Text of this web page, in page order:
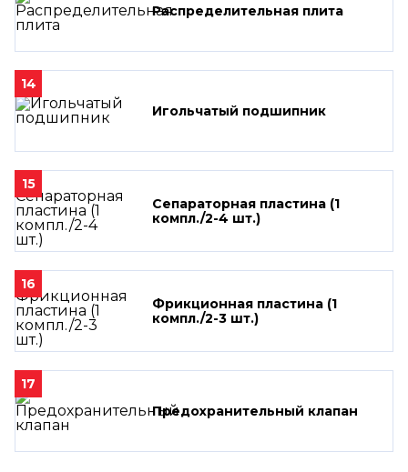
Распределительная плита
14
Игольчатый подшипник
15
Сепараторная пластина (1
компл./2-4 шт.)
16
Фрикционная пластина (1
компл./2-3 шт.)
17
Предохранительный клапан